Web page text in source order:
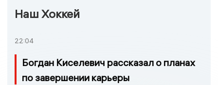
Наш Хоккей
22:04
Богдан Киселевич рассказал о планах
по завершении карьеры